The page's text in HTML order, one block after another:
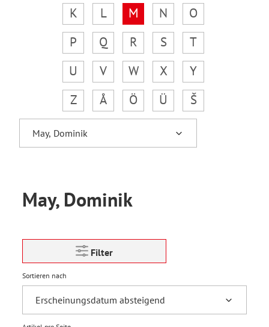
K
L M N
O
P
Q R S
T
U
V W X
Y
Z
Å Ö Ü Š
May, Dominik
Filter
Sortieren nach